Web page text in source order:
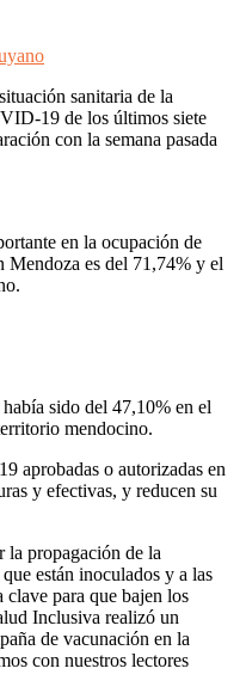
sanitaria de la
19 de los últimos siete
con la semana pasada
en la ocupación de
Mendoza es del 71,74% y el
sido del 47,10% en el
mendocino.
aprobadas o autorizadas en
y efectivas, y reducen su
la propagación de la
están inoculados y a las
clave para que bajen los
Inclusiva realizó un
de vacunación en la
con nuestros lectores